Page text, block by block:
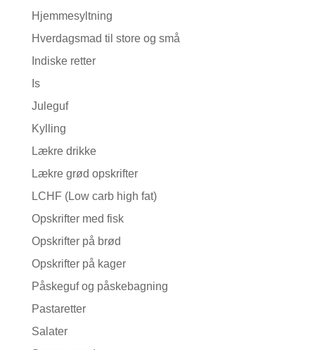
Hjemmesyltning
Hverdagsmad til store og små
Indiske retter
Is
Juleguf
Kylling
Lækre drikke
Lækre grød opskrifter
LCHF (Low carb high fat)
Opskrifter med fisk
Opskrifter på brød
Opskrifter på kager
Påskeguf og påskebagning
Pastaretter
Salater